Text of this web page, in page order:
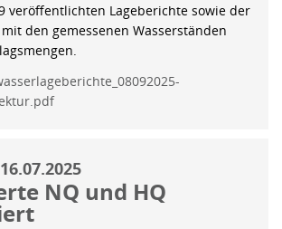
veröffentlichten Lageberichte sowie der
den gemessenen Wasserständen
16.07.2025
NQ und HQ